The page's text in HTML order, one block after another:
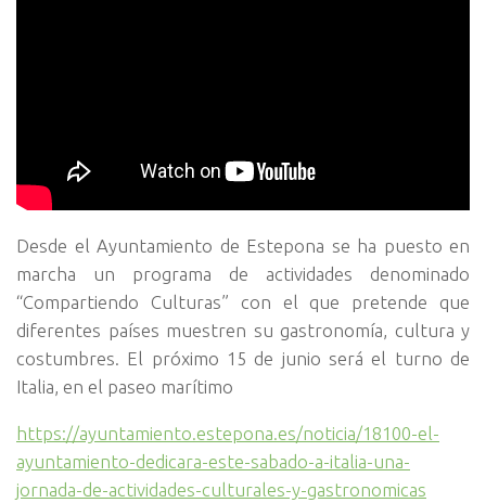
Desde el Ayuntamiento de Estepona se ha puesto en
marcha un programa de actividades denominado
“Compartiendo Culturas” con el que pretende que
diferentes países muestren su gastronomía, cultura y
costumbres. El próximo 15 de junio será el turno de
Italia, en el paseo marítimo
https://ayuntamiento.estepona.es/noticia/18100-el-
ayuntamiento-dedicara-este-sabado-a-italia-una-
jornada-de-actividades-culturales-y-gastronomicas